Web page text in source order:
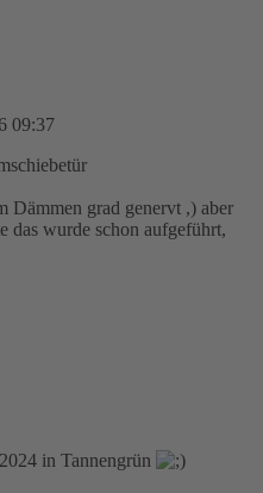
09:37
Dämmen grad genervt ,) aber
das wurde schon aufgeführt,
in Tannengrün